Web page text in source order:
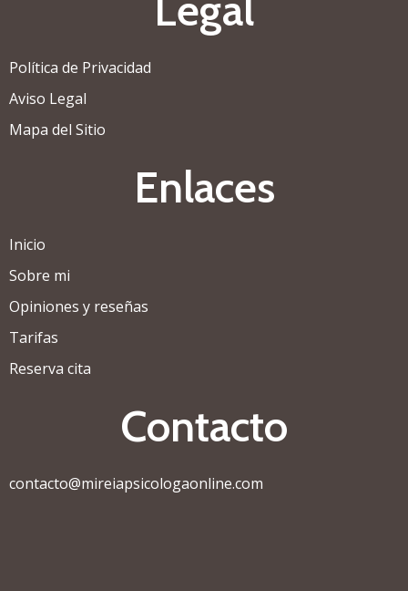
Política de Privacidad
Aviso Legal
Mapa del Sitio
Enlaces
Inicio
Sobre mi
Opiniones y reseñas
Tarifas
Reserva cita
Contacto
contacto@mireiapsicologaonline.com